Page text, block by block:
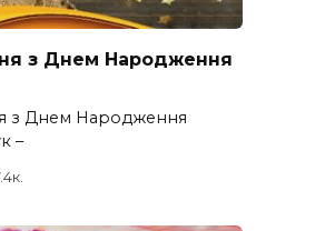
з Днем Народження
з Днем Народження
–